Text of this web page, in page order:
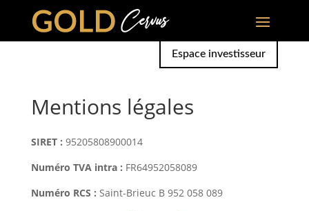
Espace investisseur
Mentions légales
SIRET : 95205808900014
Numéro TVA intra : FR64952058089
Numéro RCS : Saint-Brieuc B 952 058 089